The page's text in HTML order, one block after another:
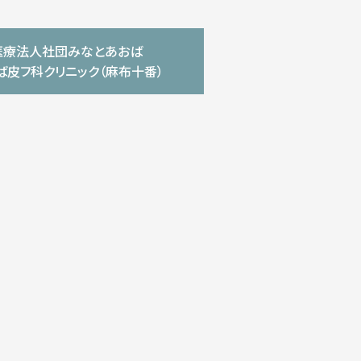
法人社団みなとあおば
フ科クリニック（麻布十番）